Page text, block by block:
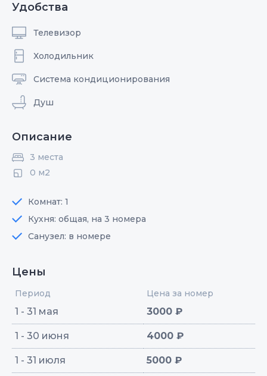
Удобства
Телевизор
Холодильник
Система кондиционирования
Душ
Описание
3 места
0 м2
Комнат: 1
Кухня: общая, на 3 номера
Санузел: в номере
Цены
Период Цена за номер
1 - 31 мая 3000 ₽
1 - 30 июня 4000 ₽
1 - 31 июля 5000 ₽